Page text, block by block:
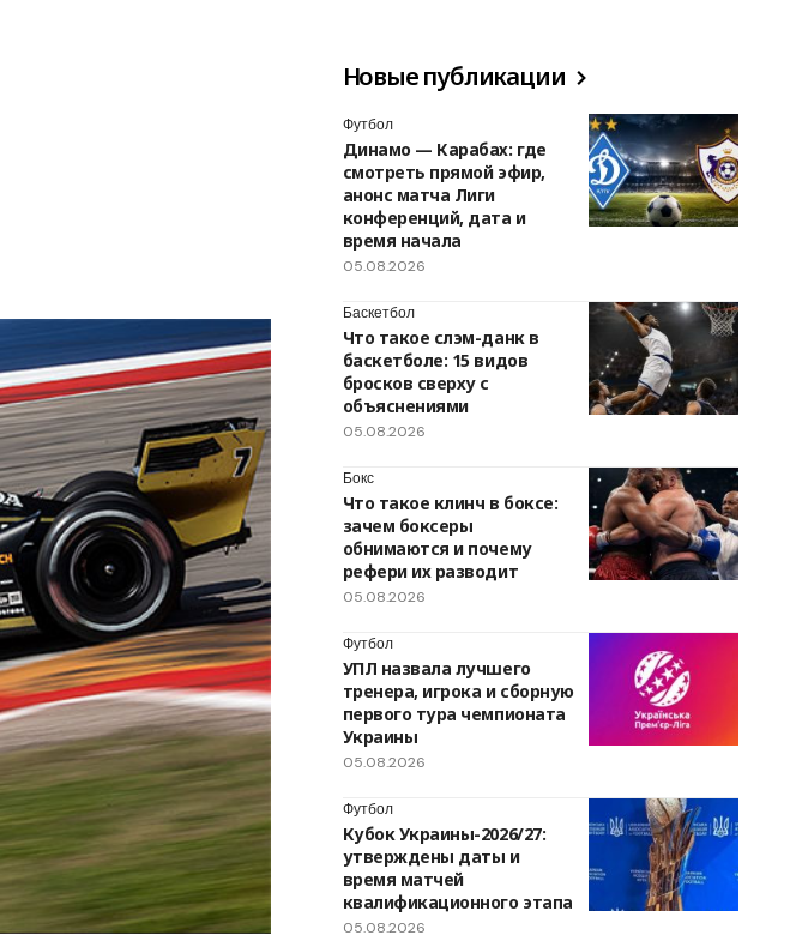
Новые публикации
Футбол
Динамо — Карабах: где
смотреть прямой эфир,
анонс матча Лиги
конференций, дата и
время начала
05.08.2026
Баскетбол
Что такое слэм-данк в
баскетболе: 15 видов
бросков сверху с
объяснениями
05.08.2026
Бокс
Что такое клинч в боксе:
зачем боксеры
обнимаются и почему
рефери их разводит
05.08.2026
Футбол
УПЛ назвала лучшего
тренера, игрока и сборную
первого тура чемпионата
Украины
05.08.2026
Футбол
Кубок Украины-2026/27:
утверждены даты и
время матчей
квалификационного этапа
05.08.2026